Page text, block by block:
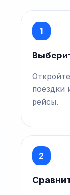
1
поездки
рейсы.
2